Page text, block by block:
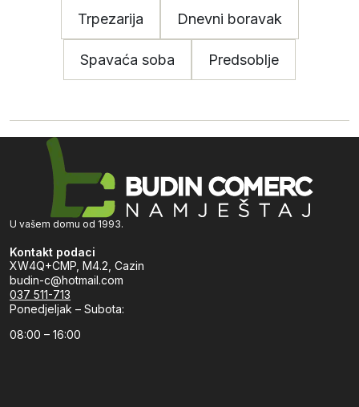
Trpezarija Dnevni boravak
Spavaća soba Predsoblje
U vašem domu od 1993.
Kontakt podaci
XW4Q+CMP, M4.2, Cazin
budin-c@hotmail.com
037 511-713
Ponedjeljak – Subota:
08:00 – 16:00